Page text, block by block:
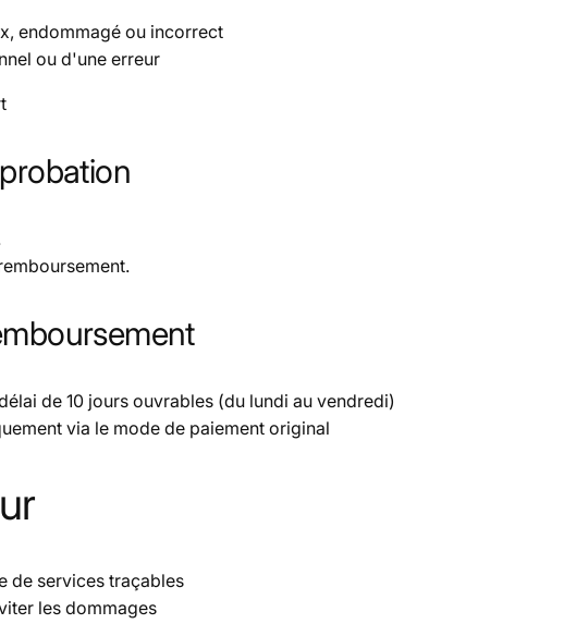
endommagé ou incorrect
ou d'une erreur
de 10 jours ouvrables (du lundi au vendredi)
via le mode de paiement original
de services traçables
les dommages